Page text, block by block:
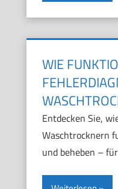
WIE
Entdecken Sie,
Waschtrocknern
und beheben –